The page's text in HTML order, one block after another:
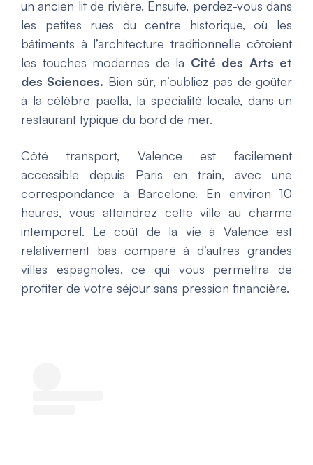
un ancien lit de rivière. Ensuite, perdez-vous dans
les petites rues du centre historique, où les
bâtiments à l’architecture traditionnelle côtoient
les touches modernes de la Cité des Arts et
des Sciences. Bien sûr, n’oubliez pas de goûter
à la célèbre paella, la spécialité locale, dans un
restaurant typique du bord de mer.
Côté transport, Valence est facilement
accessible depuis Paris en train, avec une
correspondance à Barcelone. En environ 10
heures, vous atteindrez cette ville au charme
intemporel. Le coût de la vie à Valence est
relativement bas comparé à d’autres grandes
villes espagnoles, ce qui vous permettra de
profiter de votre séjour sans pression financière.